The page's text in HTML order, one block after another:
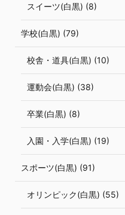
スイーツ(白黒) (8)
学校(白黒) (79)
校舎・道具(白黒) (10)
運動会(白黒) (38)
卒業(白黒) (8)
入園・入学(白黒) (19)
スポーツ(白黒) (91)
オリンピック(白黒) (55)